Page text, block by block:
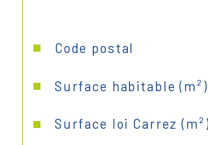
Caractéristiques Valeurs
Code postal
Surface habitable (m²)
Surface loi Carrez (m²)